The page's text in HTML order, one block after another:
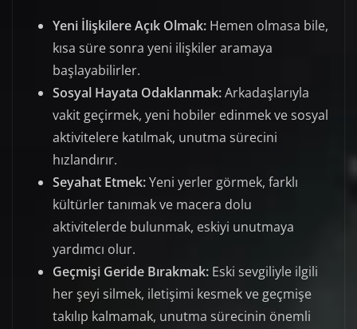
Yeni İlişkilere Açık Olmak: Hemen olmasa bile,
kısa süre sonra yeni ilişkiler aramaya
başlayabilirler.
Sosyal Hayata Odaklanmak:Arkadaşlarıyla
vakit geçirmek, yeni hobiler edinmek ve sosyal
aktivitelere katılmak, unutma sürecini
hızlandırır.
Seyahat Etmek:Yeni yerler görmek, farklı
kültürler tanımak ve macera dolu
aktivitelerde bulunmak, eskiyi unutmaya
yardımcı olur.
Geçmişi Geride Bırakmak: Eski sevgiliyle ilgili
her şeyi silmek, iletişimi kesmek ve geçmişe
takılıp kalmamak, unutma sürecinin önemli